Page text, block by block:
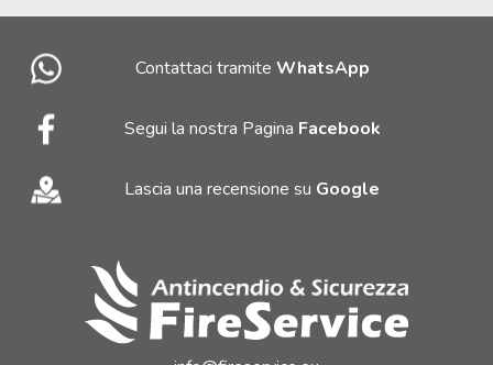
Contattaci tramite WhatsApp
Segui la nostra Pagina Facebook
Lascia una recensione su Google